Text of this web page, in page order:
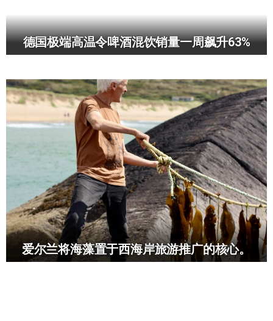
德国极端高温令啤酒混饮销量一周飙升63%
爱尔兰将海藻置于西海岸旅游推广的核心。